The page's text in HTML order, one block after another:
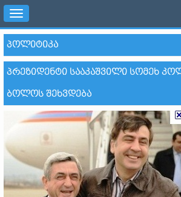
Toggle
navigation
ᲞᲝᲚᲘᲢᲘᲙᲐ
ᲞᲠᲔᲖᲘᲓᲔᲜᲢᲘ ᲡᲐᲐᲙᲐᲨᲕᲘᲚᲘ ᲡᲝᲛᲔᲮ
ᲑᲝᲚᲝᲡ ᲨᲔᲮᲕᲓᲔᲑᲐ